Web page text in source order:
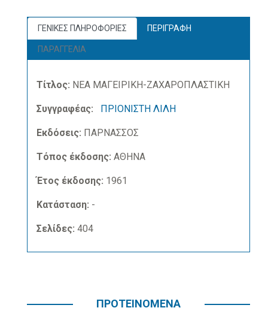
ΓΕΝΙΚΕΣ ΠΛΗΡΟΦΟΡΙΕΣ ΠΕΡΙΓΡΑΦΗ
ΠΑΡΑΓΓΕΛΙΑ
Τίτλος: ΝΕΑ ΜΑΓΕΙΡΙΚΗ-ΖΑΧΑΡΟΠΛΑΣΤΙΚΗ
Συγγραφέας: ΠΡΙΟΝΙΣΤΗ ΛΙΛΗ
Εκδόσεις: ΠΑΡΝΑΣΣΟΣ
Τόπος έκδοσης: ΑΘΗΝΑ
Έτος έκδοσης: 1961
Κατάσταση: -
Σελίδες: 404
ΠΡΟΤΕΙΝΟΜΕΝΑ